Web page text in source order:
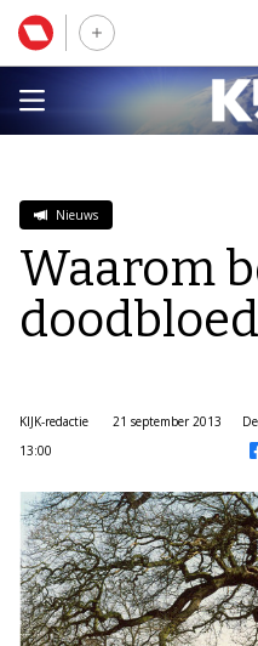
Nieuws
Waarom
KIJK-redactie
21 september 2013
13:00